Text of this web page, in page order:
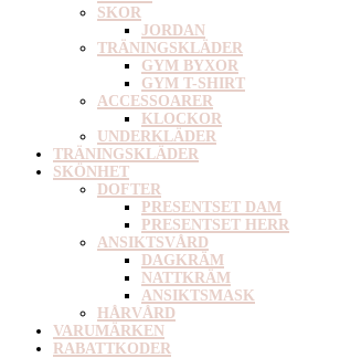
SKOR
JORDAN
TRÄNINGSKLÄDER
GYM BYXOR
GYM T-SHIRT
ACCESSOARER
KLOCKOR
UNDERKLÄDER
TRÄNINGSKLÄDER
SKÖNHET
DOFTER
PRESENTSET DAM
PRESENTSET HERR
ANSIKTSVÅRD
DAGKRÄM
NATTKRÄM
ANSIKTSMASK
HÅRVÅRD
VARUMÄRKEN
RABATTKODER